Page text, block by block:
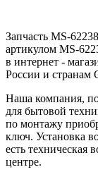
Запчасть MS-
артикулом MS-
в интернет -
России и странам
Наша компания,
для бытовой
по монтажу
ключ. Установка
есть техническая
центре.